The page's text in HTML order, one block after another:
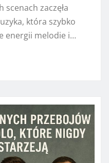
scenach zaczęła
która szybko
energii melodie i…